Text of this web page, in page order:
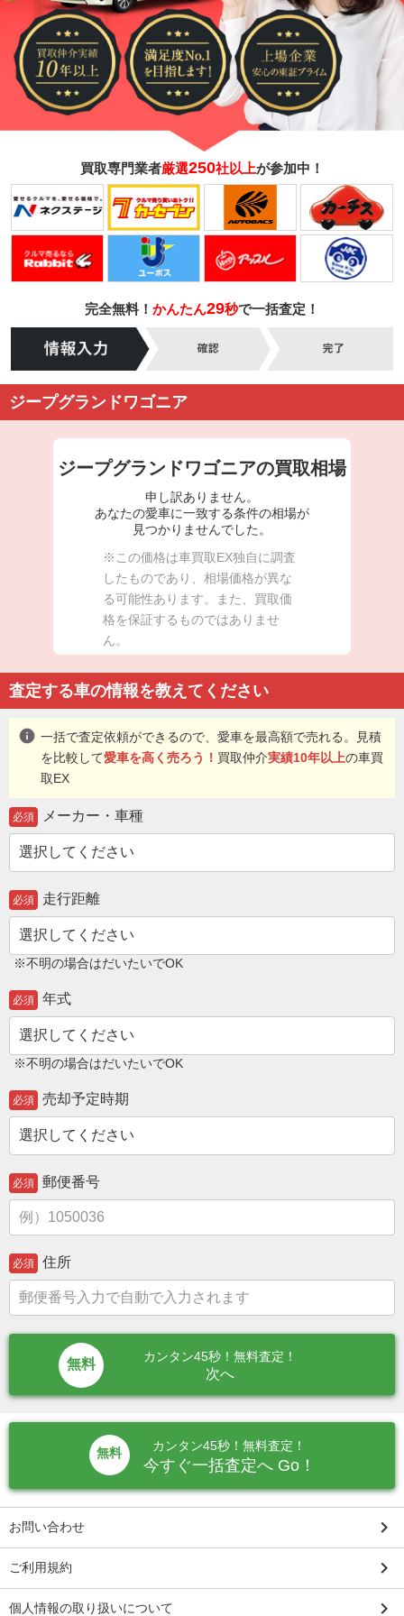
買取専門業者厳選250社以上が参加中！
完全無料！ かんたん29秒で一括査定！
ジープグランドワゴニア
ジープグランドワゴニアの買取相場
申し訳ありません。
あなたの愛車に一致する条件の相場が
見つかりませんでした。
※この価格は車買取EX独自に調査
したものであり、相場価格が異な
る可能性あります。また、買取価
格を保証するものではありませ
ん。
査定する車の情報を教えてください
info 一括で査定依頼ができるので、愛車を最高額で売れる。見積
を比較して愛車を高く売ろう！ 買取仲介実績10年以上の車買
取EX
必須 メーカー・車種
必須 走行距離
※不明の場合はだいたいでOK
必須 年式
※不明の場合はだいたいでOK
必須 売却予定時期
必須 郵便番号
必須 住所
カンタン45秒！無料査定！
次へ
無料
カンタン45秒！無料査定！
今すぐ一括査定へ Go！
お問い合わせ keyboard_arrow_right
ご利用規約 keyboard_arrow_right
個人情報の取り扱いについて keyboard_arrow_right